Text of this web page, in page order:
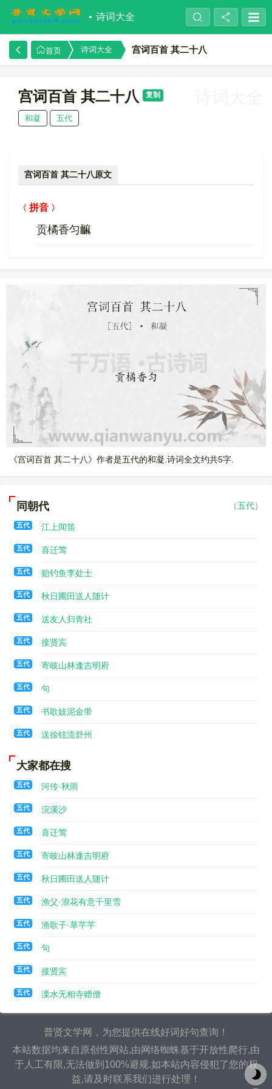
诗词大全
首页 诗词大全 宫词百首 其二十八
宫词百首 其二十八 复制
和凝 五代
宫词百首 其二十八原文
拼音
贡橘香匀䩋
《宫词百首 其二十八》作者是五代的和凝.诗词全文约共5字.
同朝代 （五代）
五代 江上闻笛
五代 喜迁莺
五代 贻钓鱼李处士
五代 秋日圃田送人随计
五代 送友人归青社
五代 接贤宾
五代 寄岐山林逢吉明府
五代 句
五代 书歌妓泥金带
五代 送徐铉流舒州
大家都在搜
五代 河传·秋雨
五代 浣溪沙
五代 喜迁莺
五代 寄岐山林逢吉明府
五代 秋日圃田送人随计
五代 渔父·浪花有意千里雪
五代 渔歌子·草芊芊
五代 句
五代 接贤宾
五代 溧水无相寺赠僧
普贤文学网，为您提供在线好词好句查询！
本站数据均来自原创性网站,由网络蜘蛛基于开放性爬行,由
于人工有限,无法做到100%避规.如本站内容侵犯了您的权
益,请及时联系我们进行处理！